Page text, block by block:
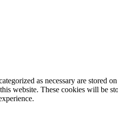
as necessary are stored
website. These cookies will be